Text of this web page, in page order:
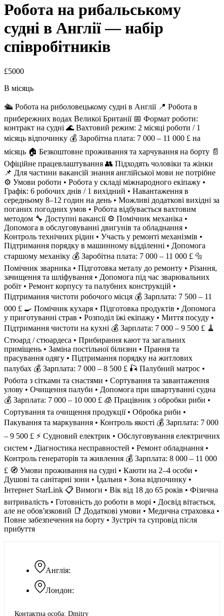
Робота на рибальському
судні в Англії — набір
співробітників
£5000
В місяць
Англія:
Лондон:
Контактна особа: Dmitry
🛳️ Робота на риболовецькому судні в Англії 📍 Робота в
прибережних водах Великої Британії 📅 Формат роботи:
контракт на судні 🌊 Вахтовий режим: 2 місяці роботи / 1
місяць відпочинку 💰 Заробітна плата: 7 000 – 11 000 £ на
місяць 🏠 Безкоштовне проживання та харчування на борту 📄
Офіційне працевлаштування 👥 Підходять чоловіки та жінки
📌 Для частини вакансій знання англійської мови не потрібне
⚙️ Умови роботи • Робота у складі міжнародного екіпажу •
Графік: 6 робочих днів / 1 вихідний • Навантаження в
середньому 8–12 годин на день • Можливі додаткові вихідні за
поганих погодних умов • Робота відбувається вахтовим
методом 🔧 Доступні вакансії ⚙️ Помічник механіка •
Допомога в обслуговуванні двигунів та обладнання •
Контроль технічних рідин • Участь у ремонті механізмів •
Підтримання порядку в машинному відділенні • Допомога
старшому механіку 💰 Заробітна плата: 7 000 – 11 000 £ 🔩
Помічник зварника • Підготовка металу до ремонту • Різання,
зачищення та шліфування • Допомога під час зварювальних
робіт • Ремонт корпусу та палубних конструкцій •
Підтримання чистоти робочого місця 💰 Зарплата: 7 500 – 11
000 £ 🍳 Помічник кухаря • Підготовка продуктів • Допомога
у приготуванні страв • Розподіл їжі екіпажу • Миття посуду •
Підтримання чистоти на кухні 💰 Зарплата: 7 000 – 9 500 £ 🧹
Стюард / стюардеса • Прибирання кают та загальних
приміщень • Заміна постільної білизни • Прання та
прасування одягу • Підтримання порядку на житлових
палубах 💰 Зарплата: 7 000 – 8 500 £ 🎣 Палубний матрос •
Робота з сітками та снастями • Сортування та завантаження
улову • Очищення палуби • Допомога при швартуванні судна
💰 Зарплата: 7 000 – 10 000 £ 🧊 Працівник з обробки риби •
Сортування та очищення продукції • Обробка риби •
Пакування та маркування • Контроль якості 💰 Зарплата: 7 000
– 9 500 £ ⚡️ Судновий електрик • Обслуговування електричних
систем • Діагностика несправностей • Ремонт обладнання •
Контроль генераторів та живлення 💰 Зарплата: 8 000 – 11 000
£ 🧭 Умови проживання на судні • Каюти на 2–4 особи •
Душові та санітарні зони • Їдальня • Зона відпочинку •
Інтернет StarLink 📋 Вимоги • Вік від 18 до 65 років • Фізична
витривалість • Готовність до роботи в морі • Досвід вітається,
але не обов'язковий 📑 Додаткові умови • Медична страховка •
Повне забезпечення на борту • Зустріч та супровід після
прибуття